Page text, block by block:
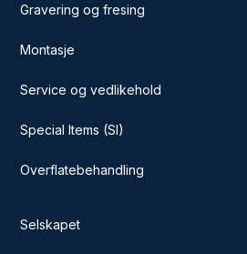
Gravering og fresing
Montasje
Service og vedlikehold
Special Items (SI)
Overflatebehandling
Selskapet